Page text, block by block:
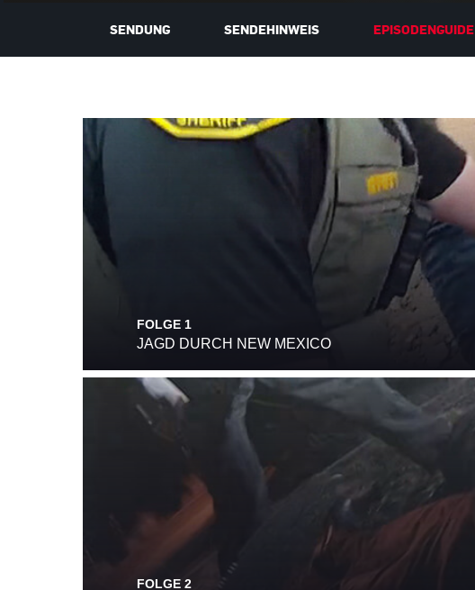
SENDUNG SENDEHINWEIS EPISODENGUIDE
FOLGE 1
JAGD DURCH NEW MEXICO
FOLGE 2